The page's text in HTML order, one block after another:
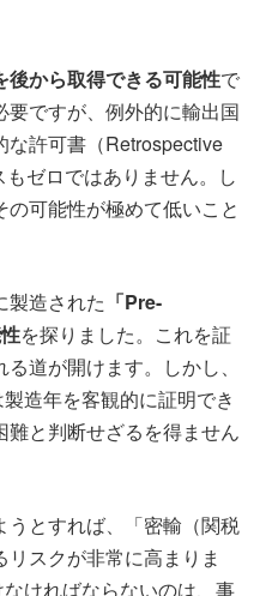
後から取得できる可能性で
ですが、例外的に輸出国
な許可書（Retrospective
ゼロではありません。し
可能性が極めて低いこと
製造された 「Pre-
を探りました。これを証
道が開けます。しかし、
造年を客観的に証明でき
難と判断せざるを得ません
うとすれば、「密輸（関税
スクが非常に高まりま
ければならないのは、事